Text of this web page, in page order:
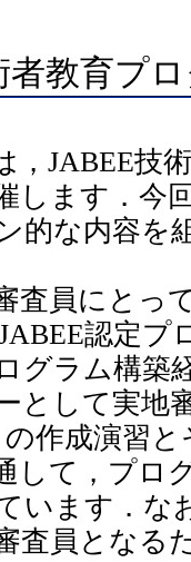
者教育プ
，JABEE技
します．今
的な内容を
査員にとっ
認定プ
グラム構築
として実地
作成演習
して，プロ
います．な
査員となる